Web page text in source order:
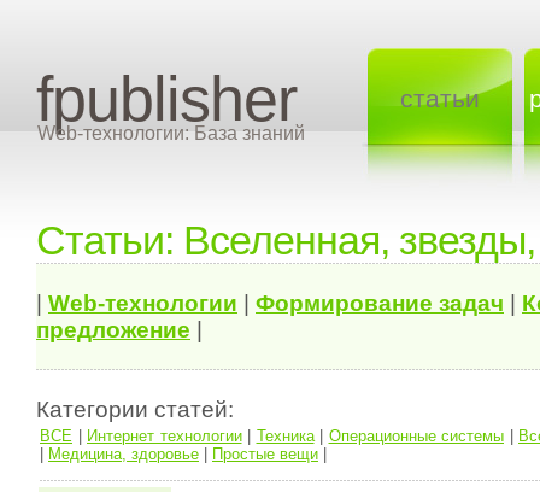
fpublisher
Web-технологии: База знаний
статьи
Статьи: Вселенная,
Web-технологии Формирование задач
предложение
Категории статей:
ВСЕ Интернет технологии| Техника| Операционные системы
Медицина, здоровье Простые вещи